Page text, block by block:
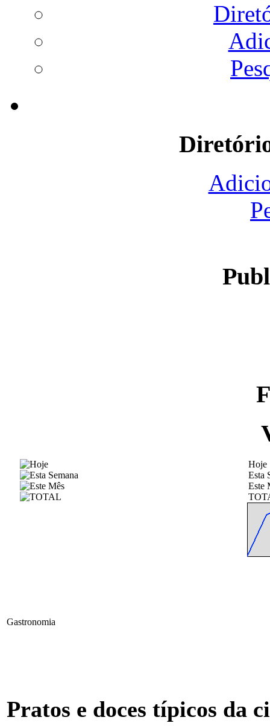
Hoje
Esta
Este
Gastronomia
Pratos e doces típicos da